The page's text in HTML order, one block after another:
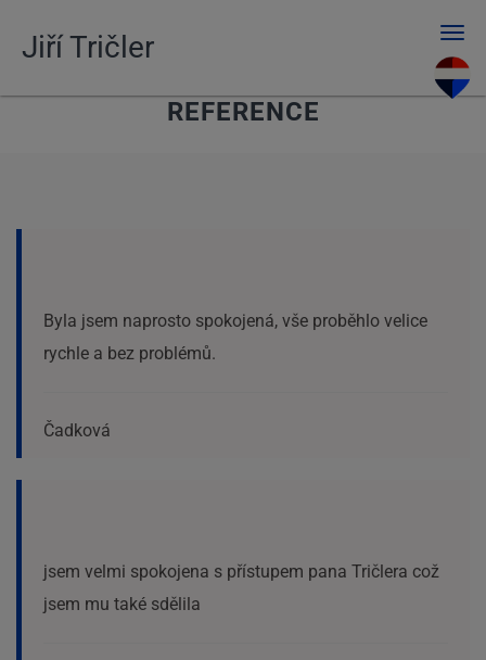
Jiří Tričler
REFERENCE
Byla jsem naprosto spokojená, vše proběhlo velice
rychle a bez problémů.
Čadková
jsem velmi spokojena s přístupem pana Tričlera což
jsem mu také sdělila